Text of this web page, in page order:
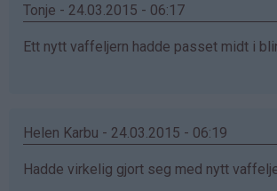
Tonje - 24.03.2015 - 06:17
Ett nytt vaffeljern hadde passet midt i
Helen Karbu - 24.03.2015 - 06:19
Hadde virkelig gjort seg med nytt